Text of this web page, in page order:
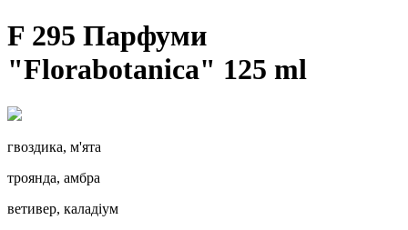
F 295 Парфуми
"Florabotanica" 125 ml
гвоздика, м'ята
троянда, амбра
ветивер, каладіум